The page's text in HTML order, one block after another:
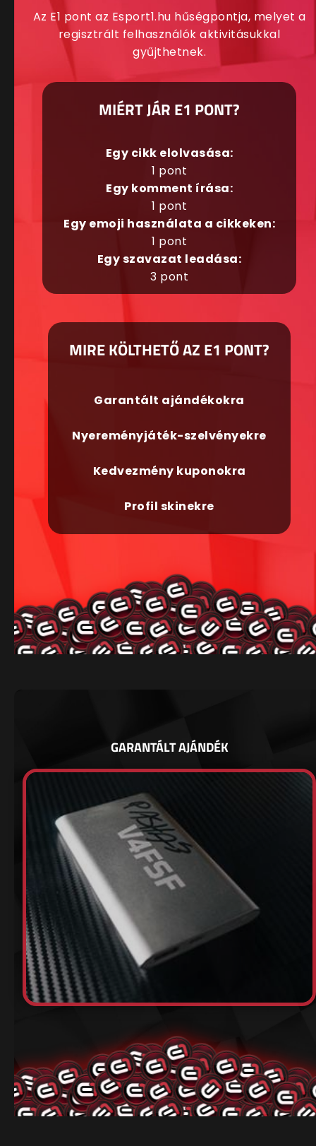
Az E1 pont az Esport1.hu hűségpontja, melyet a
regisztrált felhasználók aktivitásukkal
gyűjthetnek.
MIÉRT JÁR E1 PONT?
Egy cikk elolvasása:
1 pont
Egy komment írása:
1 pont
Egy emoji használata a cikkeken:
1 pont
Egy szavazat leadása:
3 pont
MIRE KÖLTHETŐ AZ E1 PONT?
Garantált ajándékokra
Nyereményjáték-szelvényekre
Kedvezmény kuponokra
Profil skinekre
GARANTÁLT AJÁNDÉK